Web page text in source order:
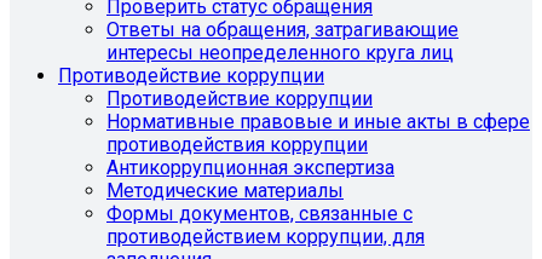
Проверить статус обращения
Ответы на обращения, затрагивающие
интересы неопределенного круга лиц
Противодействие коррупции
Противодействие коррупции
Нормативные правовые и иные акты в сфере
противодействия коррупции
Антикоррупционная экспертиза
Методические материалы
Формы документов, связанные с
противодействием коррупции, для